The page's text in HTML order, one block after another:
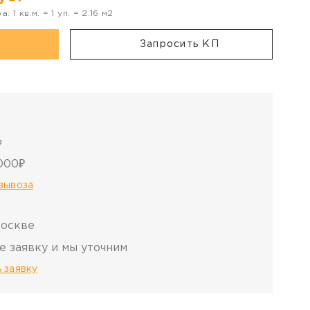
1 кв.м. =1 уп. = 2.16 м2
Запросить КП
заявку и мы уточним
заявку